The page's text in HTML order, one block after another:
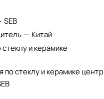
SEB
— Китай
стеклу и керамике
по стеклу и керамике